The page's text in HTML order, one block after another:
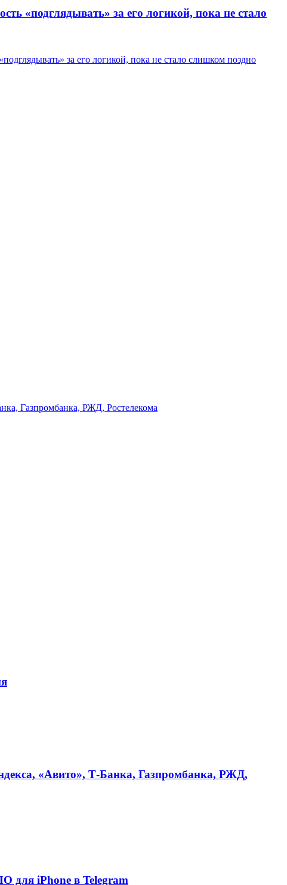
«подглядывать» за его логикой, пока не стало
за его логикой, пока не стало слишком поздно
Газпромбанка, РЖД, Ростелекома
«Авито», Т-Банка, Газпромбанка, РЖД,
для iPhone в Telegram